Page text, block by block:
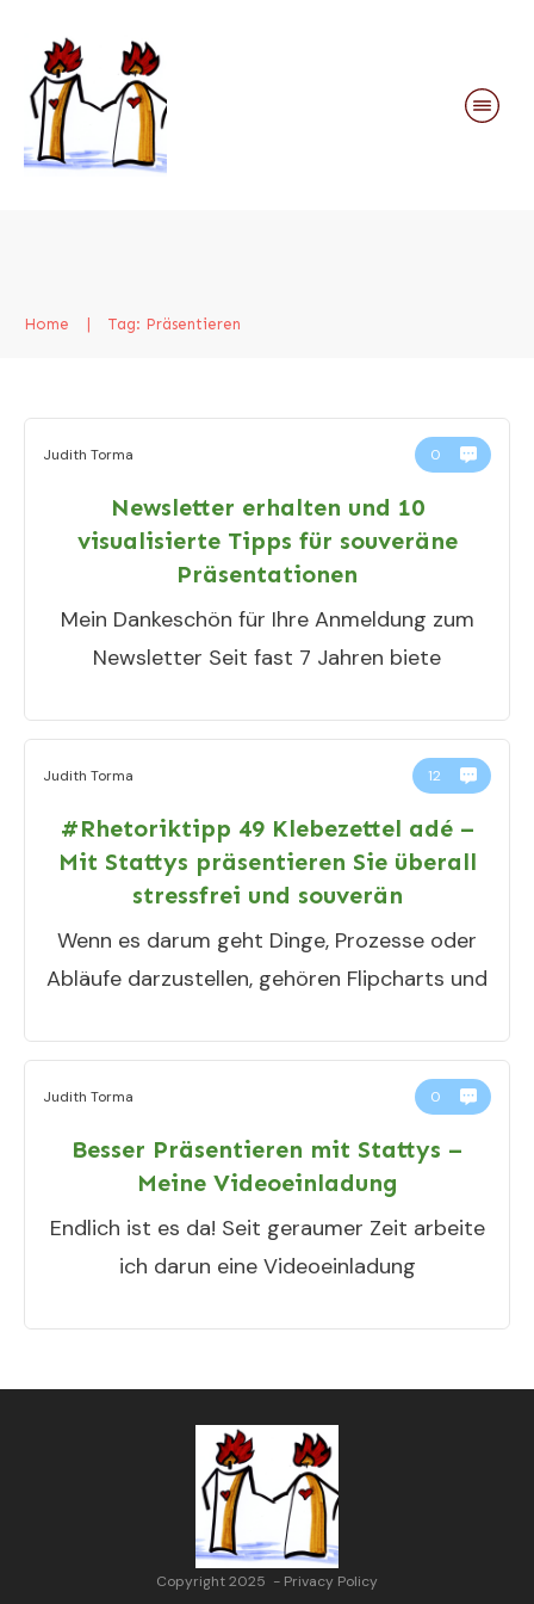
Home Tag: Präsentieren
Judith Torma 0
Newsletter erhalten und 10
visualisierte Tipps für souveräne
Präsentationen
Mein Dankeschön für Ihre Anmeldung zum
Newsletter Seit fast 7 Jahren biete
Judith Torma 12
#Rhetoriktipp 49 Klebezettel adé –
Mit Stattys präsentieren Sie überall
stressfrei und souverän
Wenn es darum geht Dinge, Prozesse oder
Abläufe darzustellen, gehören Flipcharts und
Judith Torma 0
Besser Präsentieren mit Stattys –
Meine Videoeinladung
Endlich ist es da! Seit geraumer Zeit arbeite
ich darun eine Videoeinladung
Copyright 2025 - Privacy Policy